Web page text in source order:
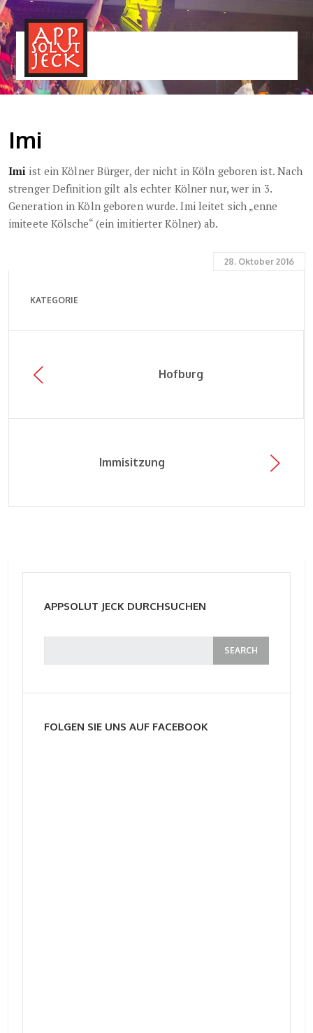
Imi
Imi ist ein Kölner Bürger, der nicht in Köln geboren ist. Nach
strenger Definition gilt als echter Kölner nur, wer in 3.
Generation in Köln geboren wurde. Imi leitet sich „enne
imiteete Kölsche“ (ein imitierter Kölner) ab.
28. Oktober 2016
KATEGORIE
Hofburg
Immisitzung
APPSOLUT JECK DURCHSUCHEN
FOLGEN SIE UNS AUF FACEBOOK